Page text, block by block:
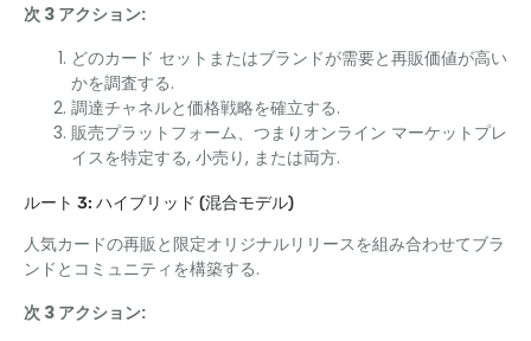
次 3 アクション:
どのカード セットまたはブランドが需要と再販価値が高い
かを調査する.
調達チャネルと価格戦略を確立する.
販売プラットフォーム、つまりオンライン マーケットプレ
イスを特定する, 小売り, または両方.
ルート 3: ハイブリッド (混合モデル)
人気カードの再販と限定オリジナルリリースを組み合わせてブラ
ンドとコミュニティを構築する.
次 3 アクション: